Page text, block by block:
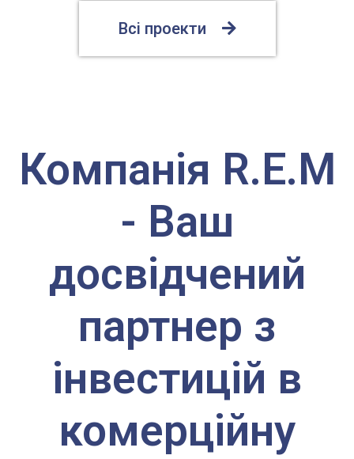
Всі проекти
Компанія R.E.M
- Ваш
досвідчений
партнер з
інвестицій в
комерційну